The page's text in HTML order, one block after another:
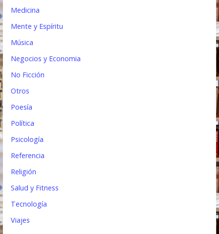
Medicina
Mente y Espíritu
Música
Negocios y Economia
No Ficción
Otros
Poesía
Política
Psicología
Referencia
Religión
Salud y Fitness
Tecnología
Viajes